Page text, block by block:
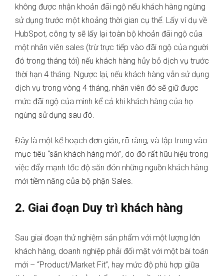
không được nhận khoản đãi ngộ nếu khách hàng ngừng
sử dụng trước một khoảng thời gian cụ thể. Lấy ví dụ về
HubSpot, công ty sẽ lấy lại toàn bộ khoản đãi ngộ của
một nhân viên sales (trừ trực tiếp vào đãi ngộ của người
đó trong tháng tới) nếu khách hàng hủy bỏ dịch vụ trước
thời hạn 4 tháng. Ngược lại, nếu khách hàng vẫn sử dụng
dịch vụ trong vòng 4 tháng, nhân viên đó sẽ giữ được
mức đãi ngộ của mình kể cả khi khách hàng của họ
ngừng sử dụng sau đó.
Đây là một kế hoạch đơn giản, rõ ràng, và tập trung vào
mục tiêu “săn khách hàng mới”, do đó rất hữu hiệu trong
việc đẩy mạnh tốc độ săn đón những nguồn khách hàng
mới tiềm năng của bộ phận Sales.
2. Giai đoạn Duy trì khách hàng
Sau giai đoạn thử nghiệm sản phẩm với một lượng lớn
khách hàng, doanh nghiệp phải đối mặt với một bài toán
mới – “Product/Market Fit”, hay mức độ phù hợp giữa